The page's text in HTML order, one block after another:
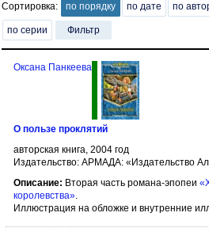
Сортировка: по порядку по дате по
по серии Фильтр
Оксана Панкеева
О пользе проклятий
авторская книга, 2004 год
Издательство: АРМАДА: «Издательство
Описание: Вторая часть романа-эпопеи
королевства»
Иллюстрация на обложке и внутренние